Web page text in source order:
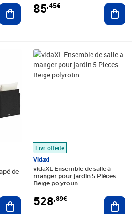
Ajouter au panier
85,45€
de
Ajouter au panier
Livr. offerte
Vidaxl
vidaXL Ensemble de salle à
manger pour jardin 5 Pièces
Beige polyrotin
528,89€
Prix 528,89€